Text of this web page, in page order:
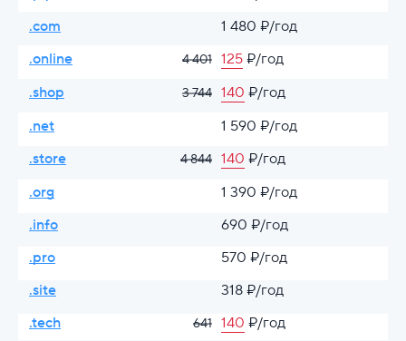
.com
1 480 ₽/год
.online
4 401 125 ₽/год
.shop
3 744 140 ₽/год
.net
1 590 ₽/год
.store
4 844 140 ₽/год
.org
1 390 ₽/год
.info
690 ₽/год
.pro
570 ₽/год
.site
318 ₽/год
.tech
641 140 ₽/год